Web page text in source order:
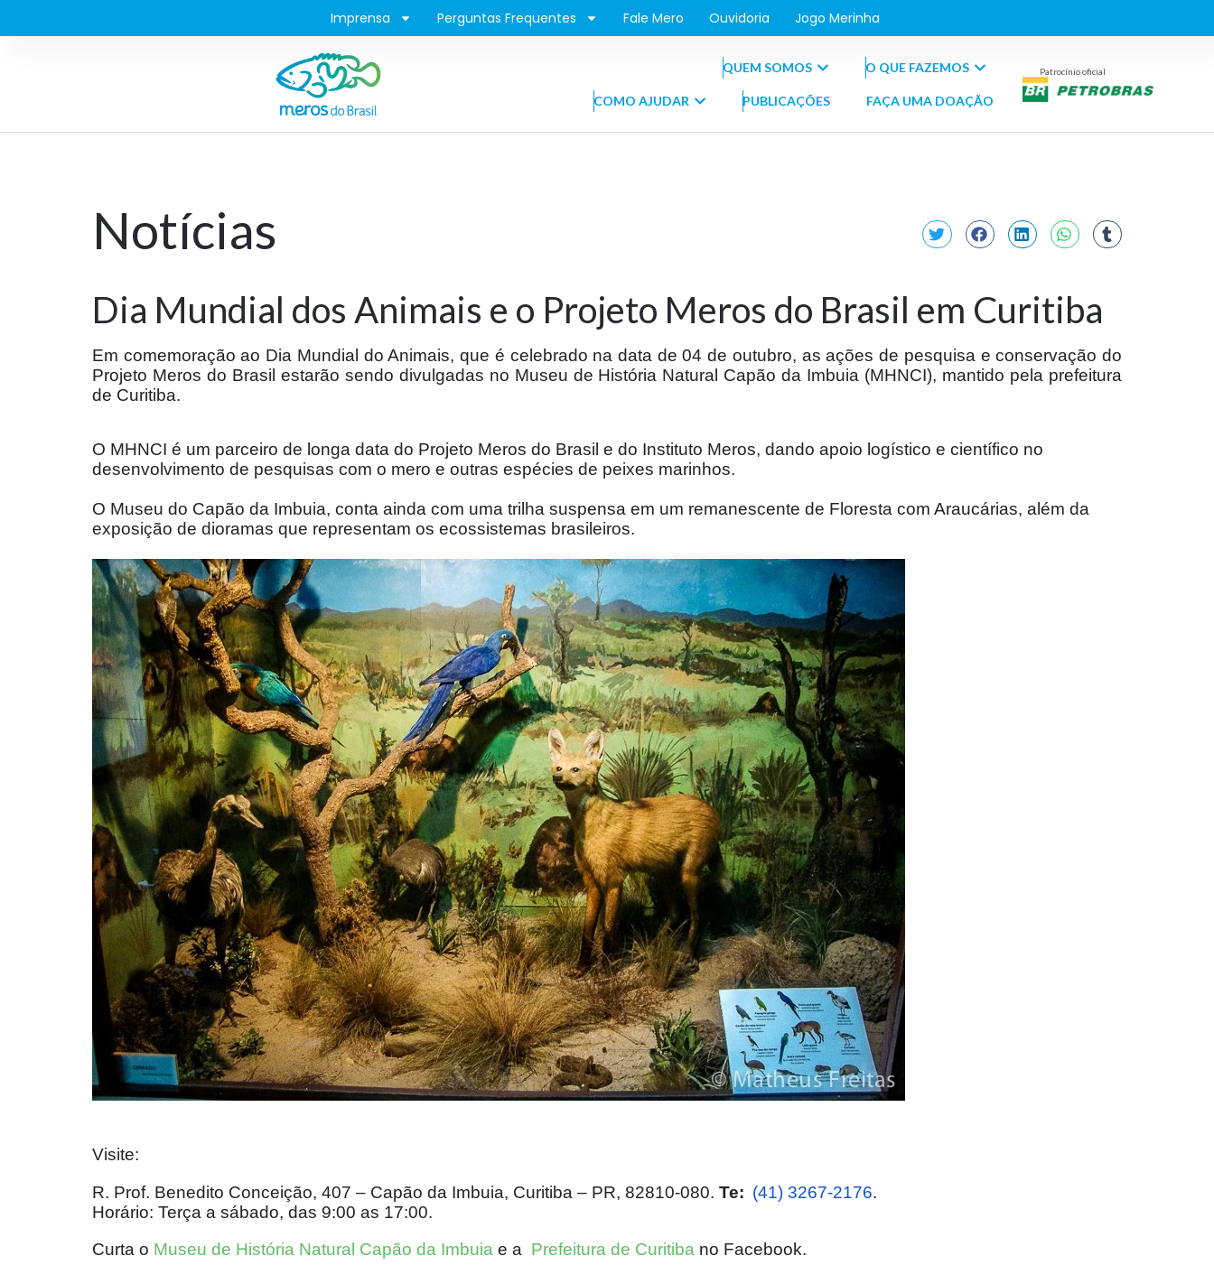
Imprensa Perguntas Frequentes Fale Mero Ouvidoria Jogo Merinha
QUEM SOMOS O QUE FAZEMOS
COMO AJUDAR PUBLICAÇÕES FAÇA UMA DOAÇÃO
Patrocínio oficial
Notícias
Dia Mundial dos Animais e o Projeto Meros do Brasil em Curitiba
Em comemoração ao Dia Mundial do Animais, que é celebrado na data de 04 de outubro, as ações de pesquisa e conservação do
Projeto Meros do Brasil estarão sendo divulgadas no Museu de História Natural Capão da Imbuia (MHNCI), mantido pela prefeitura
de Curitiba.
O MHNCI é um parceiro de longa data do Projeto Meros do Brasil e do Instituto Meros, dando apoio logístico e científico no
desenvolvimento de pesquisas com o mero e outras espécies de peixes marinhos.
O Museu do Capão da Imbuia, conta ainda com uma trilha suspensa em um remanescente de Floresta com Araucárias, além da
exposição de dioramas que representam os ecossistemas brasileiros.
Visite:
R. Prof. Benedito Conceição, 407 – Capão da Imbuia, Curitiba – PR, 82810-080. Te: (41) 3267-2176.
Horário: Terça a sábado, das 9:00 as 17:00.
Curta o Museu de História Natural Capão da Imbuia e a Prefeitura de Curitiba no Facebook.